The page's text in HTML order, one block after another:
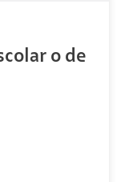
o de